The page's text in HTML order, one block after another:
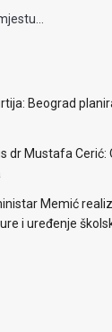
Beograd
dr Mustafa Cerić:
Memić
i uređenje